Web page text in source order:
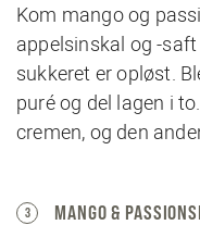
Kom mango og
appelsinskal og -
sukkeret er opløst.
puré og del lagen i
cremen, og den
3 MANGO &